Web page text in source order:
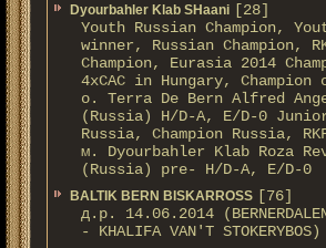
Dyourbahler Klab SHaani [28]
Youth Russian Champion,
winner, Russian Champion,
Champion, Eurasia 2014
4xCAC in Hungary,
о. Terra De Bern Alfred
(Russia) H/D-A, E/D-0 Junior
Russia, Champion Russia,
м. Dyourbahler Klab Roza
(Russia) pre- H/D-A, E/D-0
BALTIK BERN BISKARROSS [76]
д.р. 14.06.2014
- KHALIFA VAN'T STOKERYBOS)